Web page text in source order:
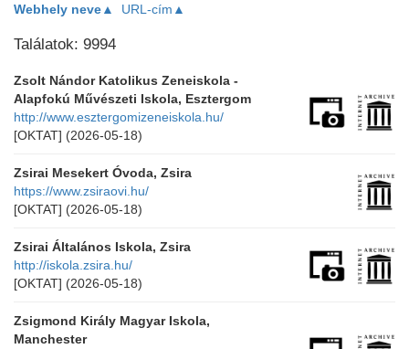
Webhely neve▲ URL-cím▲
Találatok: 9994
Zsolt Nándor Katolikus Zeneiskola -
Alapfokú Művészeti Iskola, Esztergom
http://www.esztergomizeneiskola.hu/
[OKTAT] (2026-05-18)
Zsirai Mesekert Óvoda, Zsira
https://www.zsiraovi.hu/
[OKTAT] (2026-05-18)
Zsirai Általános Iskola, Zsira
http://iskola.zsira.hu/
[OKTAT] (2026-05-18)
Zsigmond Király Magyar Iskola,
Manchester